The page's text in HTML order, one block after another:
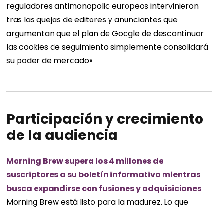
reguladores antimonopolio europeos intervinieron
tras las quejas de editores y anunciantes que
argumentan que el plan de Google de descontinuar
las cookies de seguimiento simplemente consolidará
su poder de mercado»
Participación y crecimiento
de la audiencia
Morning Brew supera los 4 millones de
suscriptores a su boletín informativo mientras
busca expandirse con fusiones y adquisiciones
Morning Brew está listo para la madurez. Lo que